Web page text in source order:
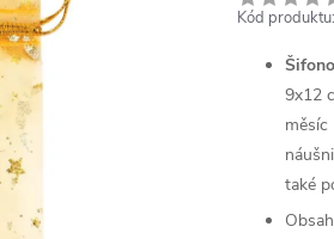
Kód produktu:
9x12
měsíc
také